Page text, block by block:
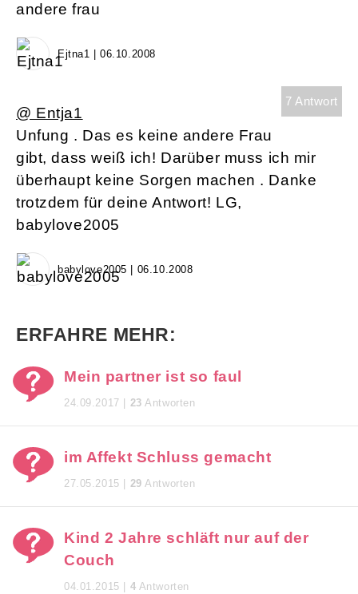
andere frau
Ejtna1 | 06.10.2008
7 Antwort
@ Entja1
Unfung . Das es keine andere Frau
gibt, dass weiß ich! Darüber muss ich mir
überhaupt keine Sorgen machen . Danke
trotzdem für deine Antwort! LG,
babylove2005
babylove2005 | 06.10.2008
ERFAHRE MEHR:
Mein partner ist so faul
24.09.2017 | 23 Antworten
im Affekt Schluss gemacht
27.05.2015 | 29 Antworten
Kind 2 Jahre schläft nur auf der
Couch
04.01.2015 | 4 Antworten